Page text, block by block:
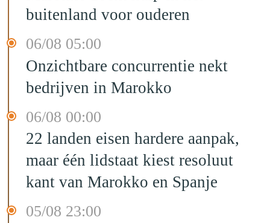
buitenland voor ouderen
06/08 05:00
Onzichtbare concurrentie nekt
bedrijven in Marokko
06/08 00:00
22 landen eisen hardere aanpak,
maar één lidstaat kiest resoluut
kant van Marokko en Spanje
05/08 23:00